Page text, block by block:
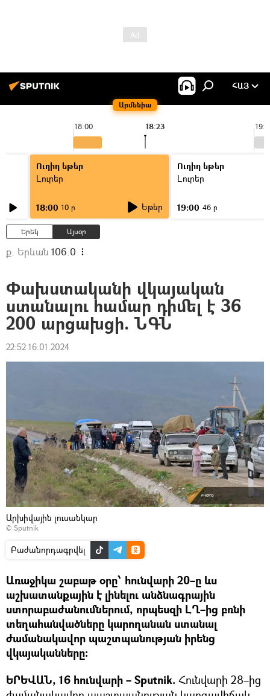
Արմենիա
ՀԱՅ
18:00 18:23
Ուղիղ եթեր
Լուրեր
18:00 10 ր Եթեր
Ուղիղ եթեր
Լուրեր
19:00 46 ր
Երեկ Այսօր
ք. Երևան 106.0
Փախստականի վկայական
ստանալու համար դիմել է 36
200 արցախցի. ՆԳՆ
22:52 16.01.2024
Արխիվային լուսանկար
© Sputnik
Բաժանորդագրվել
Առաջիկա շաբաթ օրը՝ հունվարի 20–ը ևս
աշխատանքային է լինելու անձնագրային
ստորաբաժանումներում, որպեսզի ԼՂ–ից բռնի
տեղահանվածները կարողանան ստանալ
ժամանակավոր պաշտպանության իրենց
վկայականները։
ԵՐԵՎԱՆ, 16 հունվարի – Sputnik. Հունվարի 28–ից